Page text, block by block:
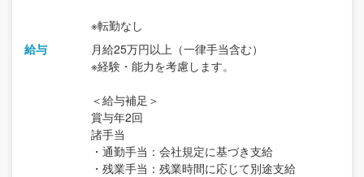
※転勤なし
給与
月給25万円以上（一律手当含む）
※経験・能力を考慮します。
＜給与補足＞
賞与年2回
諸手当
・通勤手当：会社規定に基づき支給
・残業手当：残業時間に応じて別途支給